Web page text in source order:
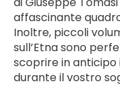
affascinante
Inoltre, piccoli
sull’Etna sono
scoprire in
durante il vostro